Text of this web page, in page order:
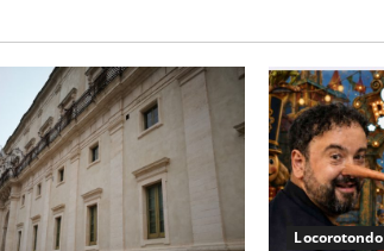
Locorotondo